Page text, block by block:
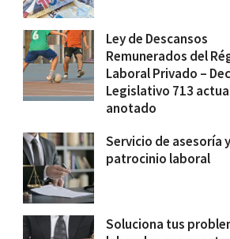
Ley de Descansos
Remunerados del
Laboral Privado –
Legislativo 713
anotado
Servicio de asesoría y
patrocinio laboral
Soluciona tus